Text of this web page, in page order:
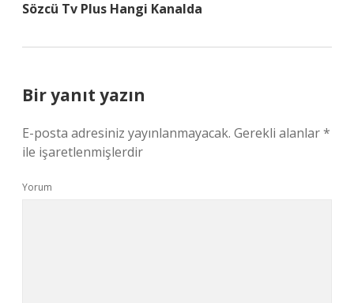
Sözcü Tv Plus Hangi Kanalda
Bir yanıt yazın
E-posta adresiniz yayınlanmayacak. Gerekli alanlar*
ile işaretlenmişlerdir
Yorum